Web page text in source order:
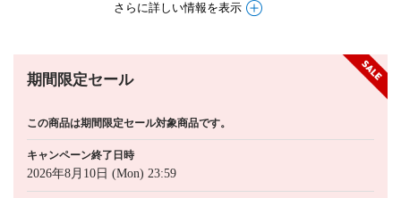
さらに詳しい情報を表示
期間限定セール
この商品は期間限定セール対象商品です。
キャンペーン終了日時
2026年8月10日 (Mon) 23:59